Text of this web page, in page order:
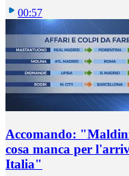
00:57
Accomando:
cosa manca per
Italia"